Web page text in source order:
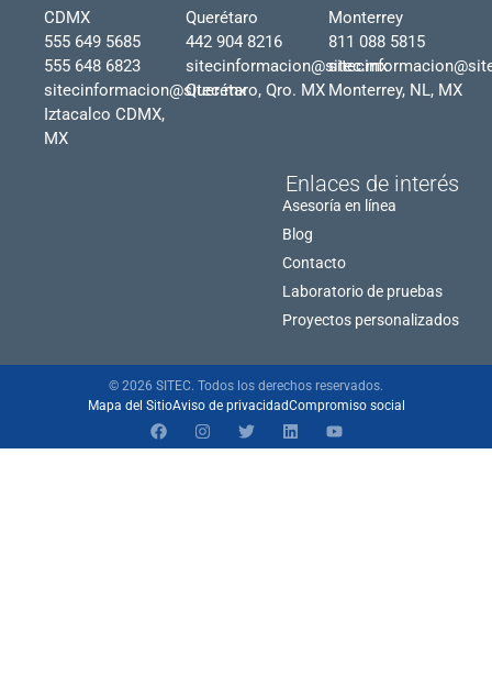
CDMX
555 649 5685
555 648 6823
sitecinformacion@sitec.mx
Iztacalco CDMX,
MX
Querétaro
442 904 8216
sitecinformacion@sitec.mx
Querétaro, Qro. MX
Monterrey
811 088 5815
Monterrey, NL, MX
Enlaces de interés
Asesoría en línea
Blog
Contacto
Laboratorio de pruebas
Proyectos personalizados
© 2026 SITEC. Todos los derechos reservados.
Mapa del SitioAviso de privacidadCompromiso social